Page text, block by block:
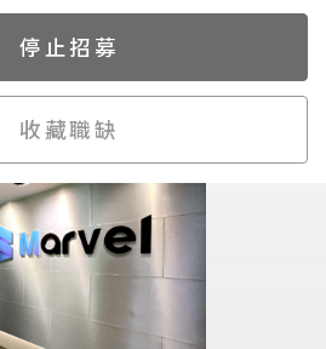
停止招募
收藏職缺